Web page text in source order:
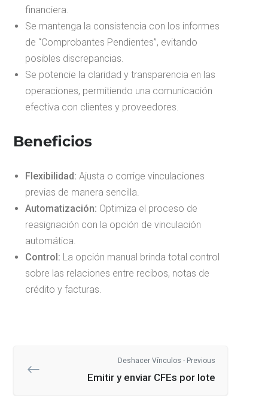
financiera.
Se mantenga la consistencia con los informes
de “Comprobantes Pendientes”, evitando
posibles discrepancias.
Se potencie la claridad y transparencia en las
operaciones, permitiendo una comunicación
efectiva con clientes y proveedores.
Beneficios
Flexibilidad: Ajusta o corrige vinculaciones
previas de manera sencilla.
Automatización: Optimiza el proceso de
reasignación con la opción de vinculación
automática.
Control: La opción manual brinda total control
sobre las relaciones entre recibos, notas de
crédito y facturas.
Deshacer Vínculos - Previous
Emitir y enviar CFEs por lote